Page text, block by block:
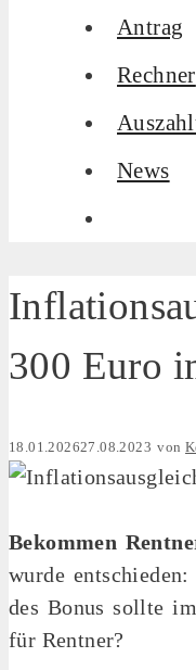
Antrag
Rechner
News
300 Euro
18.01.202627.08.2023 von
Bekommen
wurde entschieden:
des Bonus sollte
für Rentner?